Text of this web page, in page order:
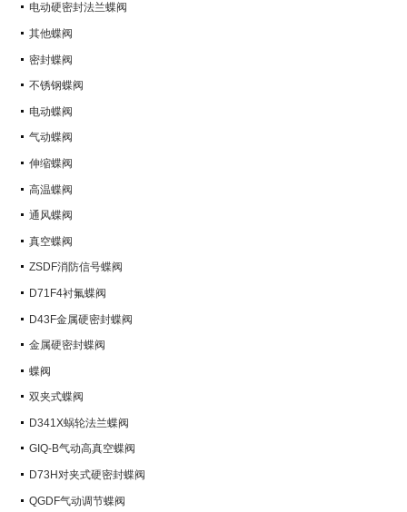
电动硬密封法兰蝶阀
其他蝶阀
密封蝶阀
不锈钢蝶阀
电动蝶阀
气动蝶阀
伸缩蝶阀
高温蝶阀
通风蝶阀
真空蝶阀
ZSDF消防信号蝶阀
D71F4衬氟蝶阀
D43F金属硬密封蝶阀
金属硬密封蝶阀
蝶阀
双夹式蝶阀
D341X蜗轮法兰蝶阀
GIQ-B气动高真空蝶阀
D73H对夹式硬密封蝶阀
QGDF气动调节蝶阀